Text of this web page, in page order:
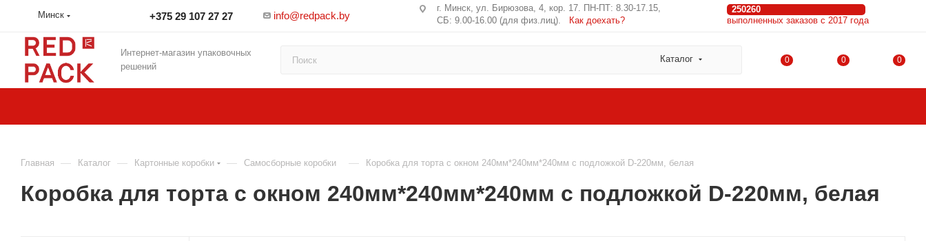
Минск +375 29 107 27 27 info@redpack.by
г. Минск, ул. Бирюзова, 4, кор. 17. ПН-ПТ: 8.30-17.15,
СБ: 9.00-16.00 (для физ.лиц). Как доехать?
250260
выполненных заказов с 2017 года
Интернет-магазин упаковочных
решений
Каталог 0 0 0
Главная — Каталог — Картонные коробки — Самосборные коробки — Коробка для торта с окном 240мм*240мм*240мм с подложкой D-220мм, белая
Коробка для торта с окном 240мм*240мм*240мм с подложкой D-220мм, белая